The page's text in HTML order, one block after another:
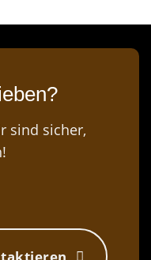
sind sicher,